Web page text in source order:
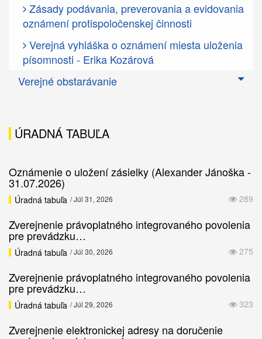
Zásady podávania, preverovania a evidovania
oznámení protispoločenskej činnosti
Verejná vyhláška o oznámení miesta uloženia
písomnosti - Erika Kozárová
Verejné obstarávanie
ÚRADNÁ TABUĽA
Oznámenie o uložení zásielky (Alexander Jánoška -
31.07.2026)
289
Úradná tabuľa / Júl 31, 2026
Zverejnenie právoplatného integrovaného povolenia
pre prevádzku…
275
Úradná tabuľa / Júl 30, 2026
Zverejnenie právoplatného integrovaného povolenia
pre prevádzku…
323
Úradná tabuľa / Júl 29, 2026
Zverejnenie elektronickej adresy na doručenie